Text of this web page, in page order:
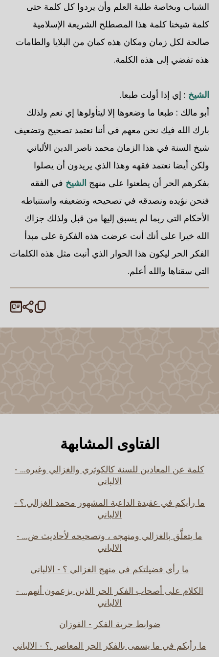
الشباب وبخاصة طلبة العلم وأن يردوا كل كلمة حتى
كلمة شيخنا كلمة هذا المصطلح الشريعة الإسلامية
صالحة لكل زمان ومكان هذه كمان من البلايا والطامات
هذه تفضي إلى هذه الكلمة.
الشيخ : إي إذا أولت طبعا.
أبو مالك : طبعا ما وضعوها إلا ليتأولوها إي نعم ولذلك
بارك الله فيك نحن معهم في أننا نعتمد تصحيح وتضعيف
شيخ السنة في هذا الزمان محمد ناصر الدين الألباني
ولكن أيضا نعتمد فقهه وهذا الذي يريدون أن يصلوا
بفكرهم الحر أن يطعنوا على منهج الشيخ في الفقه
فنحن نؤيده ونصدقه في تصحيحه وتضعيفه واستنباطه
الأحكام التي ربما لم يسبق إليها من قبل ولذلك جزاك
الله خيرا على أنك أنت عرضت هذه الفكرة على مبدأ
الفكر الحر ليكون هذا الحوار الذي أنبت مثل هذه الكلمات
التي سقناها والله أعلم.
الفتاوى المشابهة
كلمة عن المعادين للسنة كالكوثري والغزالي وغيره... -
الالباني
ما رأيكم في عقيدة الداعية المشهور محمد الغزالي.؟ -
الالباني
ما يتعلَّق بالغزالي ومنهجه ، وتصحيحه لأحاديث ض... -
الالباني
ما رأي فضيلتكم في منهج الغزالي ؟ - الالباني
الكلام على أصحاب الفكر الحر الذين يزعمون أنهم... -
الالباني
ضوابط حرية الفكر - الفوزان
ما رأيكم في ما يسمى بالفكر الحر المعاصر .؟ - الالباني